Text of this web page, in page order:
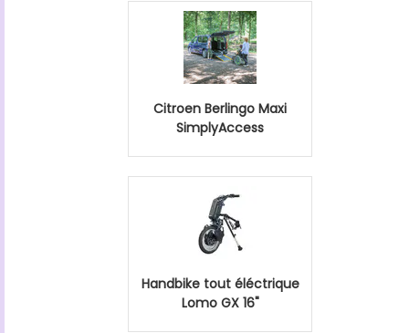
Citroen Berlingo Maxi
SimplyAccess
Handbike tout éléctrique
Lomo GX 16"